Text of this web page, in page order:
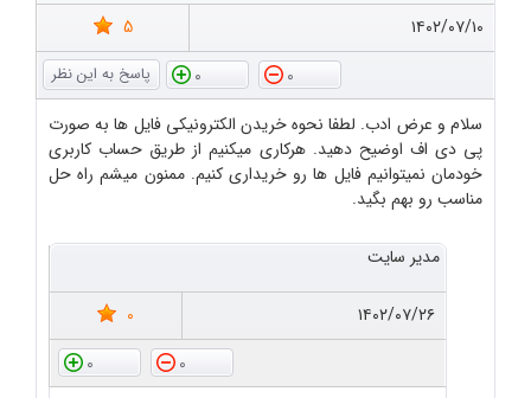
۱۴۰۲/۰۷/۱۰
5
0
0
سلام و عرض ادب. لطفا نحوه خریدن الکترونیکی فایل ها به صورت
پی دی اف اوضیح دهید. هرکاری میکنیم از طریق حساب کاربری
خودمان نمیتوانیم فایل ها رو خریداری کنیم. ممنون میشم راه حل
مناسب رو بهم بگید.
مدیر سایت
۱۴۰۲/۰۷/۲۶
0
0
0